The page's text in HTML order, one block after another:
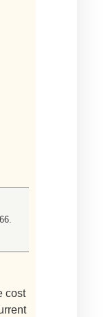
cost